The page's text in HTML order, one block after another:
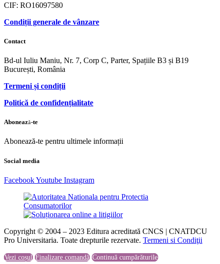
CIF: RO16097580
Condiții generale de vânzare
Contact
Bd-ul Iuliu Maniu, Nr. 7, Corp C, Parter, Spațiile B3 și B19
București, România
Termeni și condiții
Politică de confidențialitate
Abonează-te
Abonează-te pentru ultimele informații
Social media
FacebookYoutube Instagram
Copyright © 2004 – 2023 Editura acreditată CNCS | CNATDCU
Pro Universitaria. Toate drepturile rezervate. Termeni si Condiţii
Vezi coșul Finalizare comandă Continuă cumpărăturile